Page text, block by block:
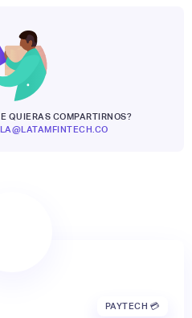
QUIERAS COMPARTIRNOS?
PAYTECH 💳